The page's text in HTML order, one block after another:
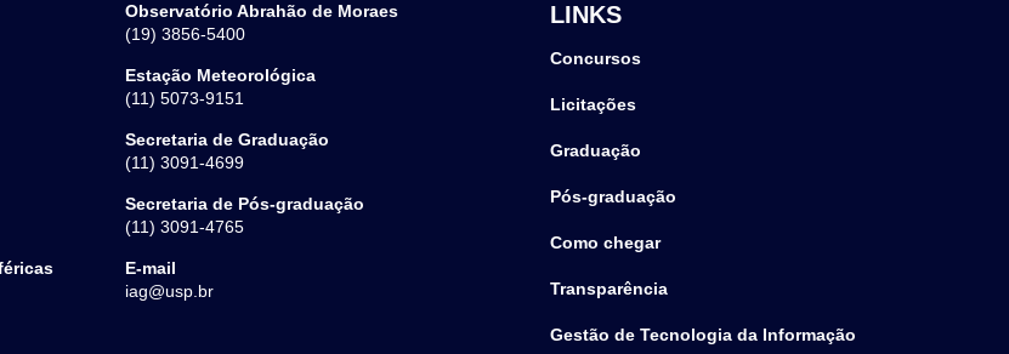
Observatório Abrahão de Moraes
(19) 3856-5400
Estação Meteorológica
(11) 5073-9151
Secretaria de Graduação
(11) 3091-4699
Secretaria de Pós-graduação
(11) 3091-4765
E-mail
iag@usp.br
LINKS
Concursos
Licitações
Graduação
Pós-graduação
Como chegar
Transparência
Gestão de Tecnologia da Informação